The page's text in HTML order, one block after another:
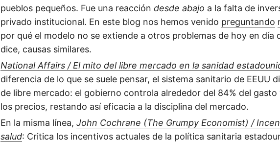
pueblos pequeños. Fue una reacción desde abajo a la falta de
privado institucional. En este blog nos hemos venido preguntando
por qué el modelo no se extiende a otros problemas de hoy en día
dice, causas similares.
National Affairs / El mito del libre mercado en la sanidad
diferencia de lo que se suele pensar, el sistema sanitario de EEUU
de libre mercado: el gobierno controla alrededor del 84% del
los precios, restando así eficacia a la disciplina del mercado.
En la misma línea, John Cochrane (The Grumpy Economist) /
salud: Critica los incentivos actuales de la política sanitaria